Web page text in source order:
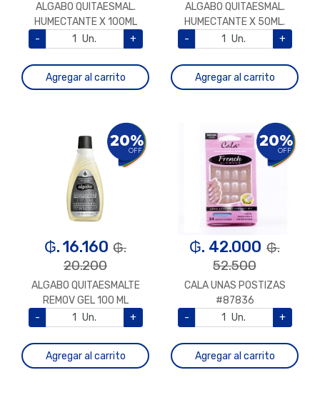
ALGABO QUITAESMAL.
HUMECTANTE X 100ML
-
Un. +
Agregar al carrito
ALGABO QUITAESMAL.
HUMECTANTE X 50ML.
-
Un. +
Agregar al carrito
20%
OFF
₲. 16.160 ₲.
20.200
ALGABO QUITAESMALTE
REMOV GEL 100 ML
-
Un. +
Agregar al carrito
20%
OFF
₲. 42.000 ₲.
52.500
CALA UNAS POSTIZAS
#87836
-
Un. +
Agregar al carrito